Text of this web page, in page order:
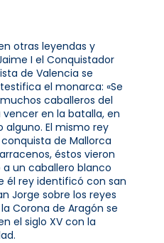
otras leyendas y
I el Conquistador
de Valencia se
el monarca: «Se
caballeros del
en la batalla, en
El mismo rey
de Mallorca
éstos vieron
un caballero blanco
él rey identificó con san
Jorge sobre los reyes
Corona de Aragón se
el siglo XV con la